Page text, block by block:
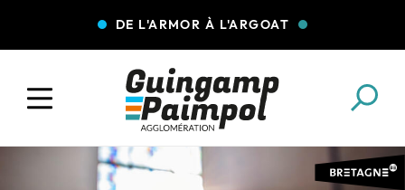
DE L'ARMOR À L'ARGOAT
COLLECTE DES DÉCHETS EAU ET ASSAINISSEMENT